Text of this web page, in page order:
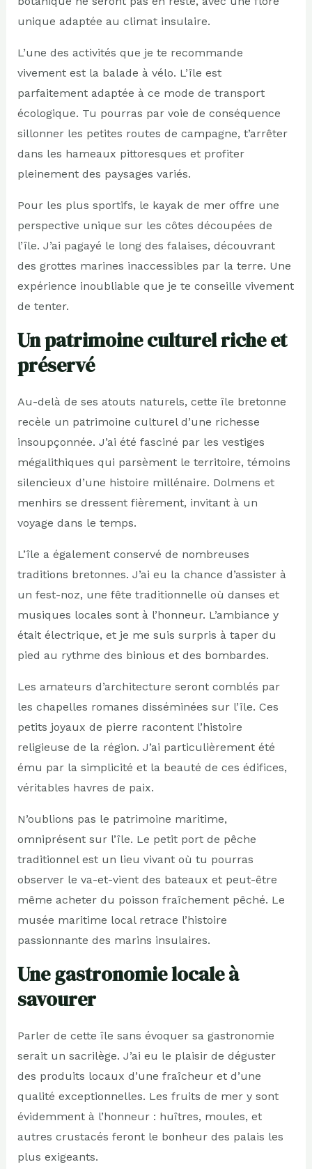
unique adaptée au climat insulaire.
L’une des activités que je te recommande
vivement est la balade à vélo. L’île est
parfaitement adaptée à ce mode de transport
écologique. Tu pourras par voie de conséquence
sillonner les petites routes de campagne, t’arrêter
dans les hameaux pittoresques et profiter
pleinement des paysages variés.
Pour les plus sportifs, le kayak de mer offre une
perspective unique sur les côtes découpées de
l’île. J’ai pagayé le long des falaises, découvrant
des grottes marines inaccessibles par la terre. Une
expérience inoubliable que je te conseille vivement
de tenter.
Un patrimoine culturel riche et
préservé
Au-delà de ses atouts naturels, cette île bretonne
recèle un patrimoine culturel d’une richesse
insoupçonnée. J’ai été fasciné par les vestiges
mégalithiques qui parsèment le territoire, témoins
silencieux d’une histoire millénaire. Dolmens et
menhirs se dressent fièrement, invitant à un
voyage dans le temps.
L’île a également conservé de nombreuses
traditions bretonnes. J’ai eu la chance d’assister à
un fest-noz, une fête traditionnelle où danses et
musiques locales sont à l’honneur. L’ambiance y
était électrique, et je me suis surpris à taper du
pied au rythme des binious et des bombardes.
Les amateurs d’architecture seront comblés par
les chapelles romanes disséminées sur l’île. Ces
petits joyaux de pierre racontent l’histoire
religieuse de la région. J’ai particulièrement été
ému par la simplicité et la beauté de ces édifices,
véritables havres de paix.
N’oublions pas le patrimoine maritime,
omniprésent sur l’île. Le petit port de pêche
traditionnel est un lieu vivant où tu pourras
observer le va-et-vient des bateaux et peut-être
même acheter du poisson fraîchement pêché. Le
musée maritime local retrace l’histoire
passionnante des marins insulaires.
Une gastronomie locale à
savourer
Parler de cette île sans évoquer sa gastronomie
serait un sacrilège. J’ai eu le plaisir de déguster
des produits locaux d’une fraîcheur et d’une
qualité exceptionnelles. Les fruits de mer y sont
évidemment à l’honneur : huîtres, moules, et
autres crustacés feront le bonheur des palais les
plus exigeants.